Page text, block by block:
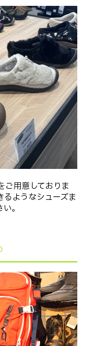
ご用意しておりま
ようなシューズま
。